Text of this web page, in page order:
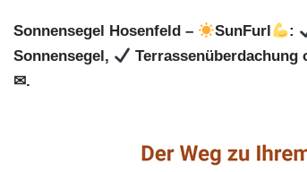
Sonnensegel Hosenfeld – SunFurl :
Sonnensegel,
Terrassenüberdachung
✉.